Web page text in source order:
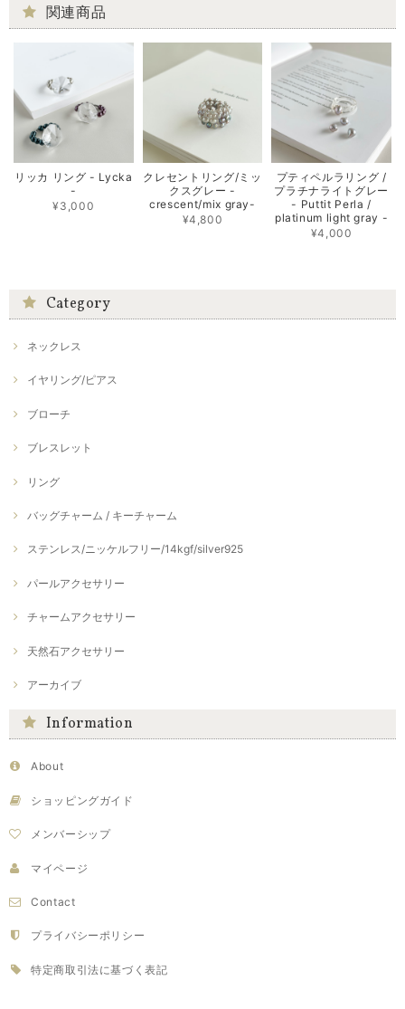
関連商品
リッカ リング - Lycka
-
¥3,000
クレセントリング/ミッ
クスグレー -
crescent/mix gray-
¥4,800
プティペルラリング /
プラチナライトグレー
- Puttit Perla /
platinum light gray -
¥4,000
Category
ネックレス
イヤリング/ピアス
ブローチ
ブレスレット
リング
バッグチャーム / キーチャーム
ステンレス/ニッケルフリー/14kgf/silver925
パールアクセサリー
チャームアクセサリー
天然石アクセサリー
アーカイブ
Information
About
ショッピングガイド
メンバーシップ
マイページ
Contact
プライバシーポリシー
特定商取引法に基づく表記